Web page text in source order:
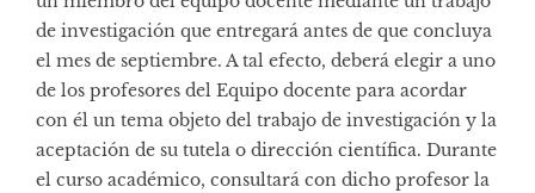
de investigación que entregará antes de que concluya
el mes de septiembre. A tal efecto, deberá elegir a uno
de los profesores del Equipo docente para acordar
con él un tema objeto del trabajo de investigación y la
aceptación de su tutela o dirección científica. Durante
el curso académico, consultará con dicho profesor la